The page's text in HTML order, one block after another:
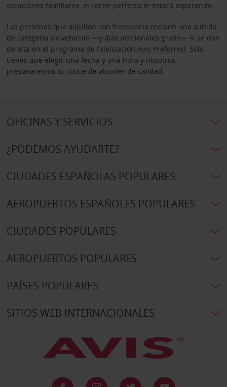
vacaciones familiares, el coche perfecto te estará esperando.
Las personas que alquilan con frecuencia reciben una subida
de categoría de vehículo —y días adicionales gratis— si se dan
de alta en el programa de fidelización Avis Preferred. Solo
tienes que elegir una fecha y una hora y nosotros
prepararemos tu coche de alquiler de calidad.
OFICINAS Y SERVICIOS
¿PODEMOS AYUDARTE?
CIUDADES ESPAÑOLAS POPULARES
AEROPUERTOS ESPAÑOLES POPULARES
CIUDADES POPULARES
AEROPUERTOS POPULARES
PAÍSES POPULARES
SITIOS WEB INTERNACIONALES